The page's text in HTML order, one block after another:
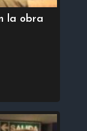
la obra